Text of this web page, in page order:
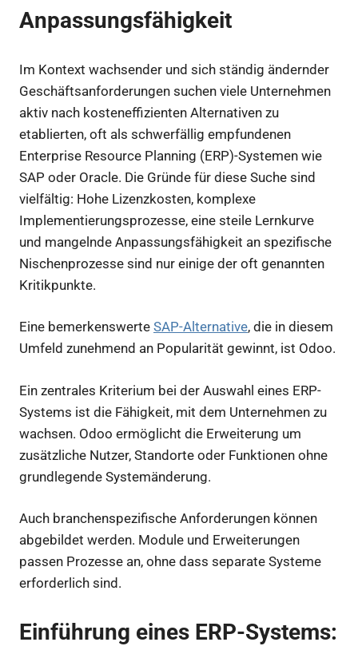
Anpassungsfähigkeit
Im Kontext wachsender und sich ständig ändernder
Geschäftsanforderungen suchen viele Unternehmen
aktiv nach kosteneffizienten Alternativen zu
etablierten, oft als schwerfällig empfundenen
Enterprise Resource Planning (ERP)-Systemen wie
SAP oder Oracle. Die Gründe für diese Suche sind
vielfältig: Hohe Lizenzkosten, komplexe
Implementierungsprozesse, eine steile Lernkurve
und mangelnde Anpassungsfähigkeit an spezifische
Nischenprozesse sind nur einige der oft genannten
Kritikpunkte.
Eine bemerkenswerte SAP-Alternative, die in diesem
Umfeld zunehmend an Popularität gewinnt, ist Odoo.
Ein zentrales Kriterium bei der Auswahl eines ERP-
Systems ist die Fähigkeit, mit dem Unternehmen zu
wachsen. Odoo ermöglicht die Erweiterung um
zusätzliche Nutzer, Standorte oder Funktionen ohne
grundlegende Systemänderung.
Auch branchenspezifische Anforderungen können
abgebildet werden. Module und Erweiterungen
passen Prozesse an, ohne dass separate Systeme
erforderlich sind.
Einführung eines ERP-Systems: